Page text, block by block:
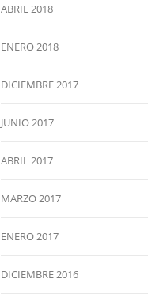
ABRIL 2018
ENERO 2018
DICIEMBRE 2017
JUNIO 2017
ABRIL 2017
MARZO 2017
ENERO 2017
DICIEMBRE 2016